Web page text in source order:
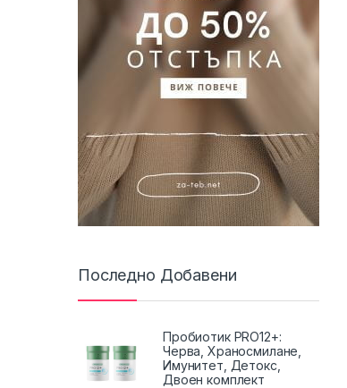
Последно Добавени
Пробиотик PRO12+:
Черва, Храносмилане,
Имунитет, Детокс,
Двоен комплект